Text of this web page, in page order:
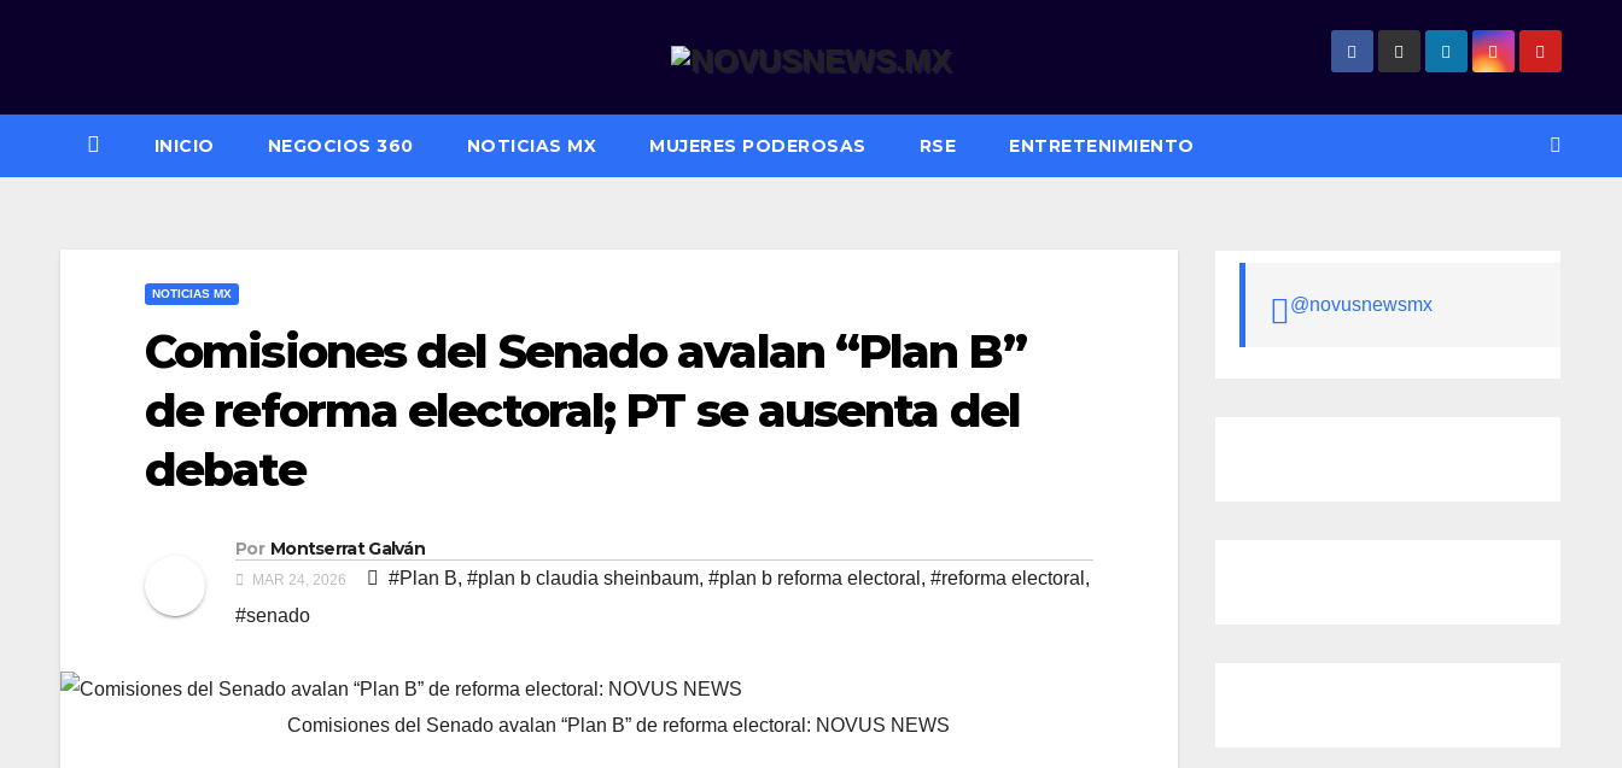
INICIO NEGOCIOS 360 NOTICIAS MX MUJERES PODEROSAS RSE ENTRETENIMIENTO
NOTICIAS MX
Comisiones del Senado avalan “Plan B”
de reforma electoral; PT se ausenta del
debate
Por Montserrat Galván
MAR 24, 2026 #Plan B, #plan b claudia sheinbaum, #plan b reforma electoral , #reforma electoral ,
#senado
Comisiones del Senado avalan “Plan B” de reforma electoral: NOVUS NEWS
@novusnewsmx